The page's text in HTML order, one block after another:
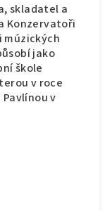
skladatel a
Konzervatoři
múzických
jako
škole
v roce
v